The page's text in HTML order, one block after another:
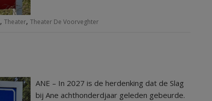
, Theater, Theater De Voorveghter
ANE – In 2027 is de herdenking dat de Slag
bij Ane achthonderdjaar geleden gebeurde.